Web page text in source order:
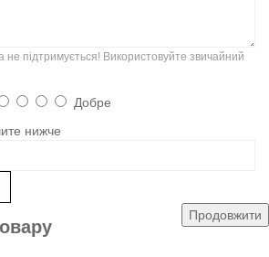
не підтримується! Використовуйте звичайний
Добре
нижче
Продовжити